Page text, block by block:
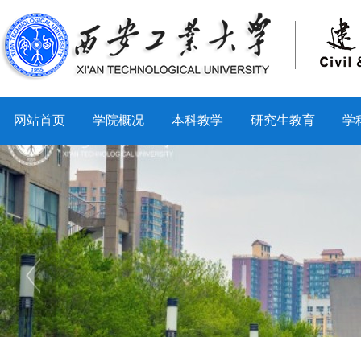
网站首页 学院概况 本科教学 研究生教育 学